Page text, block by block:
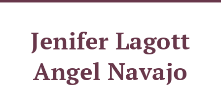
Jenifer Lagott
Angel Navajo